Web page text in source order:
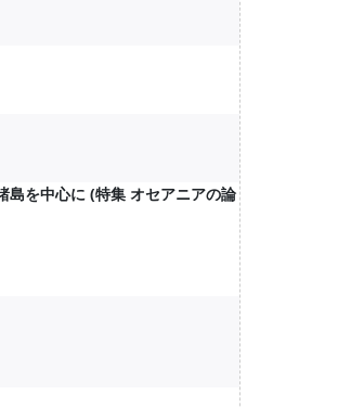
島を中心に (特集 オセアニアの論